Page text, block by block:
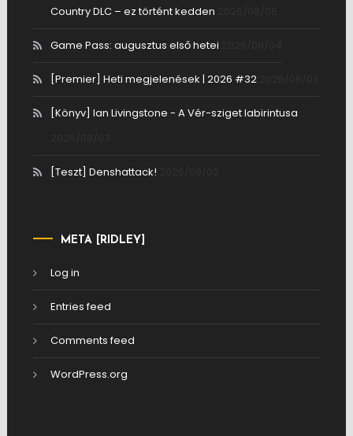
Country DLC – ez történt kedden
Game Pass: augusztus első hetei
[Premier] Heti megjelenések | 2026 #32
[Könyv] Ian Livingstone - A Vér-sziget labirintusa
[Teszt] Denshattack!
META [RIDLEY]
Log in
Entries feed
Comments feed
WordPress.org